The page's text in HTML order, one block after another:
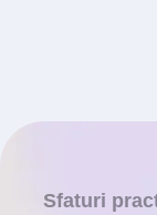
Sfaturi